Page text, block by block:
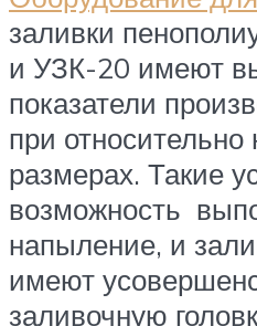
заливки
и УЗК-20 имеют
показатели
при
размерах. Такие
возможность
напыление, и
имеют
заливочную